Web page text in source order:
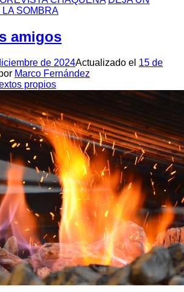
LA SOMBRA
amigos
de 2024Actualizado el 15 de
Marco Fernández
propios